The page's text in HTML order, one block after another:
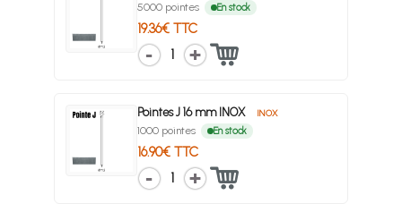
5000 pointes En stock
19.36€ TTC
1
Pointes J 16 mm INOX INOX
1000 pointes En stock
16.90€ TTC
1